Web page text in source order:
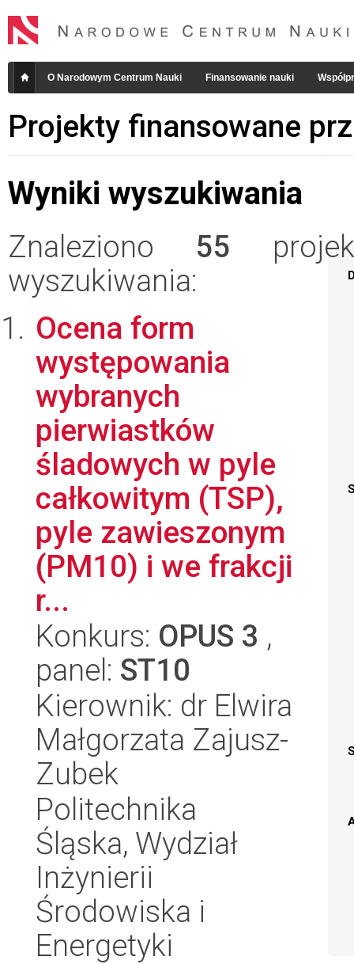
O Narodowym Centrum Nauki Finansowanie nauki
Projekty finansowane
Wyniki wyszukiwania
Znaleziono 55
wyszukiwania:
Ocena form
występowania
wybranych
pierwiastków
śladowych w pyle
całkowitym (TSP),
pyle zawieszonym
(PM10) i we frakcji
r...
Konkurs: OPUS 3 ,
panel: ST10
Kierownik: dr Elwira
Małgorzata Zajusz-
Zubek
Politechnika
Śląska, Wydział
Inżynierii
Środowiska i
Energetyki